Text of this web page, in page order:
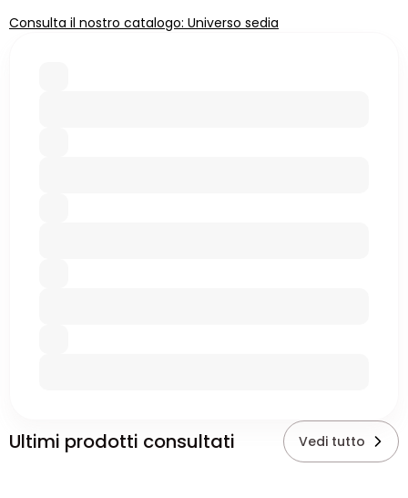
Consulta il nostro catalogo: Universo sedia
Ultimi prodotti consultati Vedi tutto